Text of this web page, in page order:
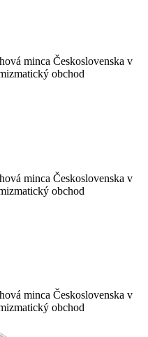
minca Československa v
obchod
minca Československa v
obchod
minca Československa v
obchod